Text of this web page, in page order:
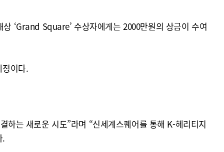
‘Grand Square’ 수상자에게는 2000만원의 상금이 수여
이다.
하는 새로운 시도”라며 “신세계스퀘어를 통해 K-헤리티지
.